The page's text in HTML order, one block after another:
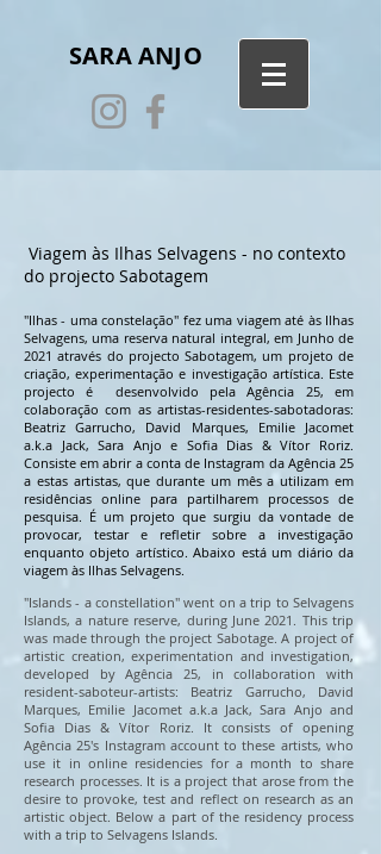
SARA ANJO
Viagem às Ilhas Selvagens - no contexto
do projecto Sabotagem
"Ilhas - uma constelação" fez uma viagem até às Ilhas
Selvagens, uma reserva natural integral, em Junho de
2021 através do projecto Sabotagem, um projeto de
criação, experimentação e investigação artística. Este
projecto é desenvolvido pela Agência 25, em
colaboração com as artistas-residentes-sabotadoras:
Beatriz Garrucho, David Marques, Emilie Jacomet
a.k.a Jack, Sara Anjo e Sofia Dias & Vítor Roriz.
Consiste em abrir a conta de Instagram da Agência 25
a estas artistas, que durante um mês a utilizam em
residências online para partilharem processos de
pesquisa. É um projeto que surgiu da vontade de
provocar, testar e refletir sobre a investigação
enquanto objeto artístico.Abaixo está um diário da
viagem às Ilhas Selvagens.
"Islands - a constellation" went on a trip to Selvagens
Islands, a nature reserve, during June 2021. This trip
was made through the project Sabotage. A project of
artistic creation, experimentation and investigation,
developed by Agência 25, in collaboration with
resident-saboteur-artists: Beatriz Garrucho, David
Marques, Emilie Jacomet a.k.a Jack, Sara Anjo and
Sofia Dias & Vítor Roriz. It consists of opening
Agência 25's Instagram account to these artists, who
use it in online residencies for a month to share
research processes. It is a project that arose from the
desire to provoke, test and reflect on research as an
artistic object. Below a part of the residency process
with a trip to Selvagens Islands.